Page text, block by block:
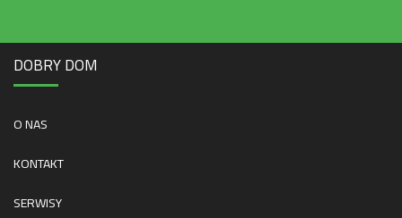
DOBRY DOM
O NAS
KONTAKT
SERWISY